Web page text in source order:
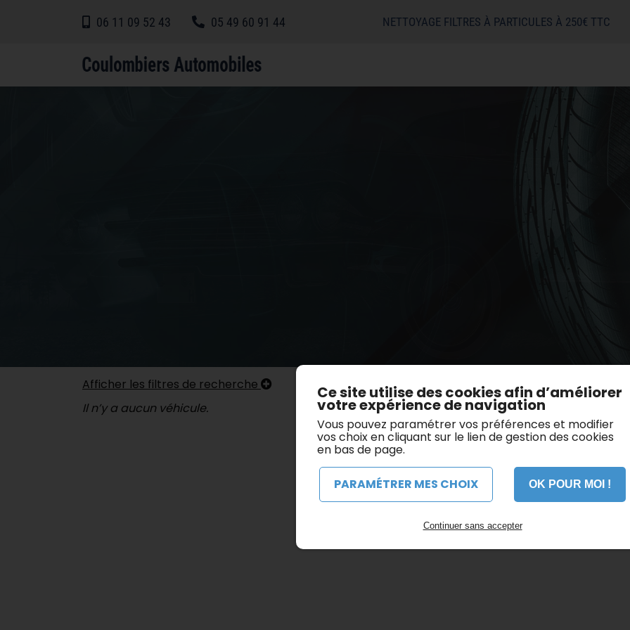
06 11 09 52 43 05 49 60 91 44 NETTOYAGE FILTRES À PARTICULES À 250€ TTC
Afficher les filtres de recherche
Il n’y a aucun véhicule.
Ce site utilise des cookies afin d’améliorer
votre expérience de navigation
Vous pouvez paramétrer vos préférences et modifier
vos choix en cliquant sur le lien de gestion des cookies
en bas de page.
PARAMÉTRER MES CHOIX OK POUR MOI !
Continuer sans accepter